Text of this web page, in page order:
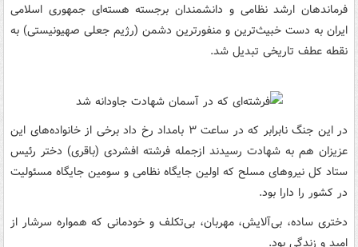
فرماندهان ارشد نظامی و دانشمندان برجسته هسته‌ای جمهوری اسلامی
ایران به دست خبیث‌ترین و منفورترین دشمن (رژیم جعلی صهیونیستی) به
نقطه عطف تاریخی تبدیل شد.
در این جنگ نابرابر که در ساعت ۳ بامداد رخ داد برخی از خانواده‌های این
عزیزان هم به شهادت رسیدند ازجمله فرشته افشردی (باقری) دختر رئیس
ستاد کل نیروهای مسلح که اولین جایگاه نظامی و سومین جایگاه مسئولیت
در کشور را دارا بود.
دختری ساده، بی‌آلایش، مهربان، بی‌تکلف و خودمانی که همواره سرشار از
امید و زندگی بود.